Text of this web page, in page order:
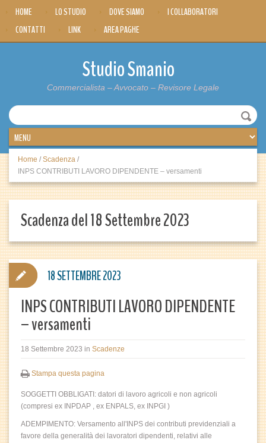
HOME LO STUDIO DOVE SIAMO
I COLLABORATORI
CONTATTI
LINK AREA PAGHE
Studio Smanio
Commercialista – Avvocato – Revisore Legale
Home / Scadenza /
INPS CONTRIBUTI LAVORO DIPENDENTE – versamenti
Scadenza del 18 Settembre 2023
INPS CONTRIBUTI LAVORO DIPENDENTE
– versamenti
18 Settembre 2023 in Scadenze
Stampa questa pagina
SOGGETTI OBBLIGATI: datori di lavoro agricoli e non agricoli
(compresi ex INPDAP , ex ENPALS, ex INPGI )
ADEMPIMENTO: Versamento all'INPS dei contributi previdenziali a
favore della generalità dei lavoratori dipendenti, relativi alle
18 SETTEMBRE 2023